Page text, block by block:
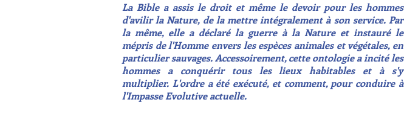
La Bible a assis le droit et même le devoir pour les hommes
d'avilir la Nature, de la mettre intégralement à son service. Par
la même, elle a déclaré la guerre à la Nature et instauré le
mépris de l'Homme envers les espèces animales et végétales, en
particulier sauvages. Accessoirement, cette ontologie a incité les
hommes a conquérir tous les lieux habitables et à s'y
multiplier. L'ordre a été exécuté, et comment, pour conduire à
l'Impasse Evolutive actuelle.